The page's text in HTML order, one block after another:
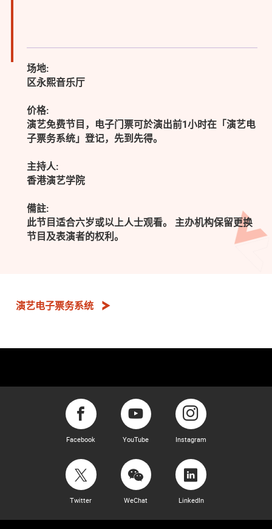
场地:
区永熙音乐厅
价格:
演艺免费节目，电子门票可於演出前1小时在「演艺电
子票务系统」登记，先到先得。
主持人:
香港演艺学院
備註:
此节目适合六岁或以上人士观看。 主办机构保留更换
节目及表演者的权利。
演艺电子票务系统
Facebook YouTube Instagram
Twitter WeChat LinkedIn